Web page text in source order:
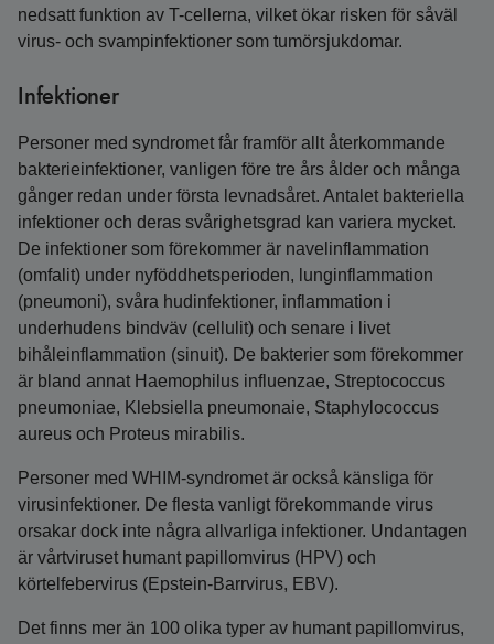
nedsatt funktion av T-cellerna, vilket ökar risken för såväl
virus- och svampinfektioner som tumörsjukdomar.
Infektioner
Personer med syndromet får framför allt återkommande
bakterieinfektioner, vanligen före tre års ålder och många
gånger redan under första levnadsåret. Antalet bakteriella
infektioner och deras svårighetsgrad kan variera mycket.
De infektioner som förekommer är navelinflammation
(omfalit) under nyföddhets­perioden, lunginflammation
(pneumoni), svåra hudinfektioner, inflammation i
underhudens bindväv (cellulit) och senare i livet
bihåleinflammation (sinuit). De bakterier som förekommer
är bland annat Haemophilus influenzae, Streptococcus
pneumoniae, Klebsiella pneumonaie, Staphylococcus
aureus och Proteus mirabilis.
Personer med WHIM-syndromet är också känsliga för
virusinfektioner. De flesta vanligt förekommande virus
orsakar dock inte några allvarliga infektioner. Undantagen
är vårtviruset humant papillomvirus (HPV) och
körtelfebervirus (Epstein-Barrvirus, EBV).
Det finns mer än 100 olika typer av humant papillomvirus,